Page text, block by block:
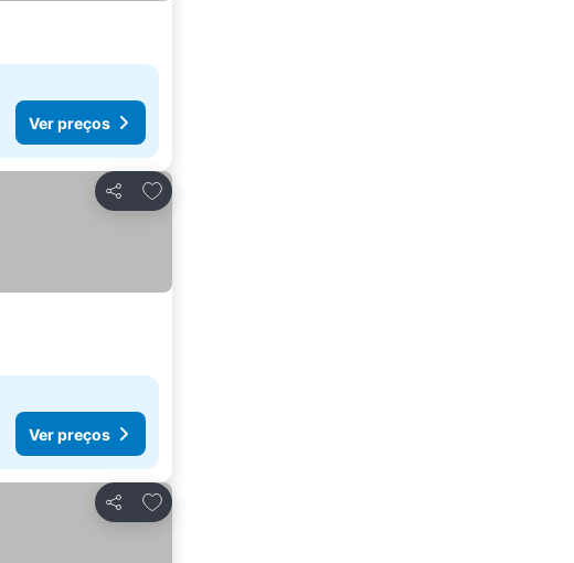
Ver preços
Partilhar
Adicionar aos favoritos
Ver preços
Partilhar
Adicionar aos favoritos